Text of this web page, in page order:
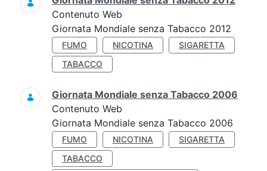
Contenuto Web
Giornata Mondiale senza Tabacco 2012
FUMO NICOTINA
SIGARETTA
TABACCO
Giornata Mondiale senza Tabacco 2006
Contenuto Web
Giornata Mondiale senza Tabacco 2006
FUMO NICOTINA
SIGARETTA
TABACCO